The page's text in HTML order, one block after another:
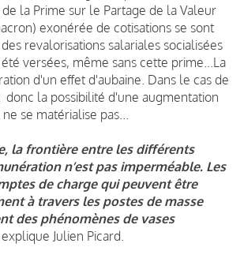
la Prime sur le Partage de la Valeur
exonérée de cotisations se sont
revalorisations salariales socialisées
versées, même sans cette prime...La
d'un effet d'aubaine. Dans le cas de
donc la possibilité d'une augmentation
se matérialise pas...
la frontière entre les différents
n’est pas imperméable. Les
de charge qui peuvent être
à travers les postes de masse
des phénomènes de vases
Julien Picard.